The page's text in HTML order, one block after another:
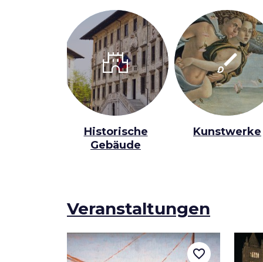
castle
Historische
Gebäude
brush
Kunstwerke
Veranstaltungen
favorite_border